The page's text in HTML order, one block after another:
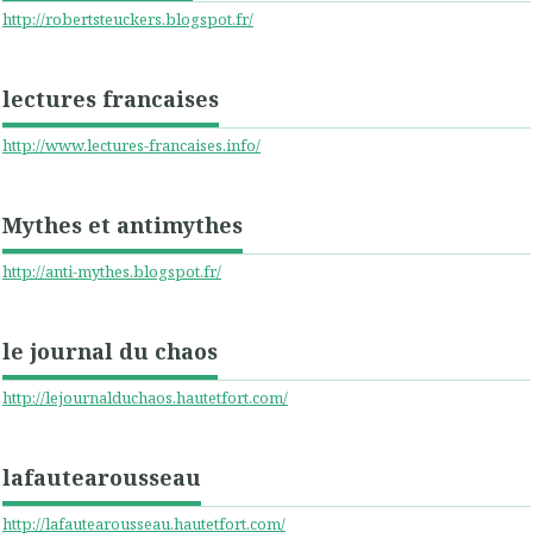
http://robertsteuckers.blogspot.fr/
lectures francaises
http://www.lectures-francaises.info/
Mythes et antimythes
http://anti-mythes.blogspot.fr/
le journal du chaos
http://lejournalduchaos.hautetfort.com/
lafautearousseau
http://lafautearousseau.hautetfort.com/